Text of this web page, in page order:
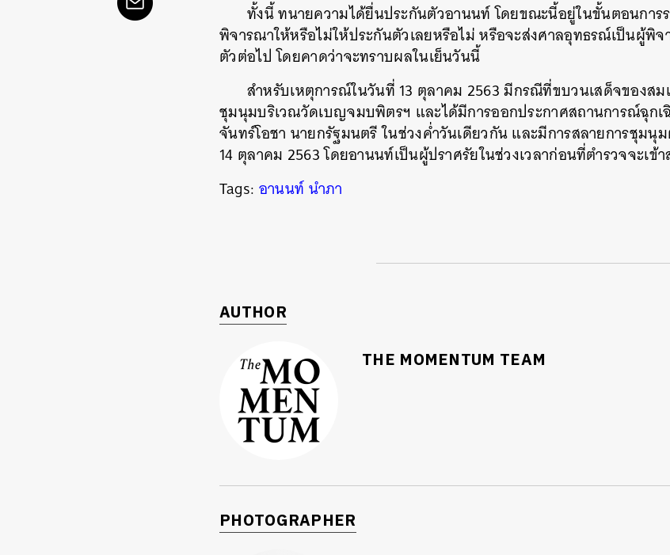
ทั้งนี้ ทนายความได้ยื่นประกันตัวอานนท์ โดยขณะนี้อยู่ในขั้นตอนการ
พิจารณาให้หรือไม่ให้ประกันตัวเลยหรือไม่ หรือจะส่งศาลอุทธรณ์เป็นผู้พิ
ตัวต่อไป โดยคาดว่าจะทราบผลในเย็นวันนี้
สำหรับเหตุการณ์ในวันที่ 13 ตุลาคม 2563 มีกรณีที่ขบวนเสด็จของส
ชุมนุมบริเวณวัดเบญจมบพิตรฯ และได้มีการออกประกาศสถานการณ์ฉุกเ
จันทร์โอชา นายกรัฐมนตรี ในช่วงค่ำวันเดียวกัน และมีการสลายการชุมนุ
14 ตุลาคม 2563 โดยอานนท์เป็นผู้ปราศรัยในช่วงเวลาก่อนที่ตำรวจจะเข้
Tags: อานนท์ นำภา
AUTHOR
THE MOMENTUM TEAM
PHOTOGRAPHER